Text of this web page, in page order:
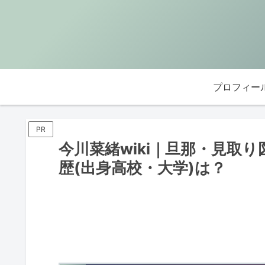
プロフィー
PR
今川菜緒wiki｜旦那・見取
歴(出身高校・大学)は？